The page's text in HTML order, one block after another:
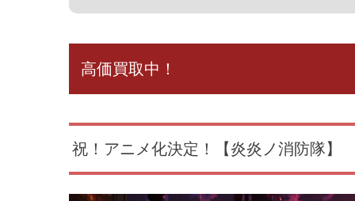
高価買取中！
祝！アニメ化決定！【炎炎ノ消防隊】